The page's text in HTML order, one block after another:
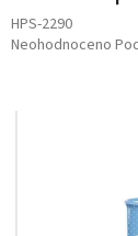
HPS-2290
Průměrné
je
Neohodnoceno